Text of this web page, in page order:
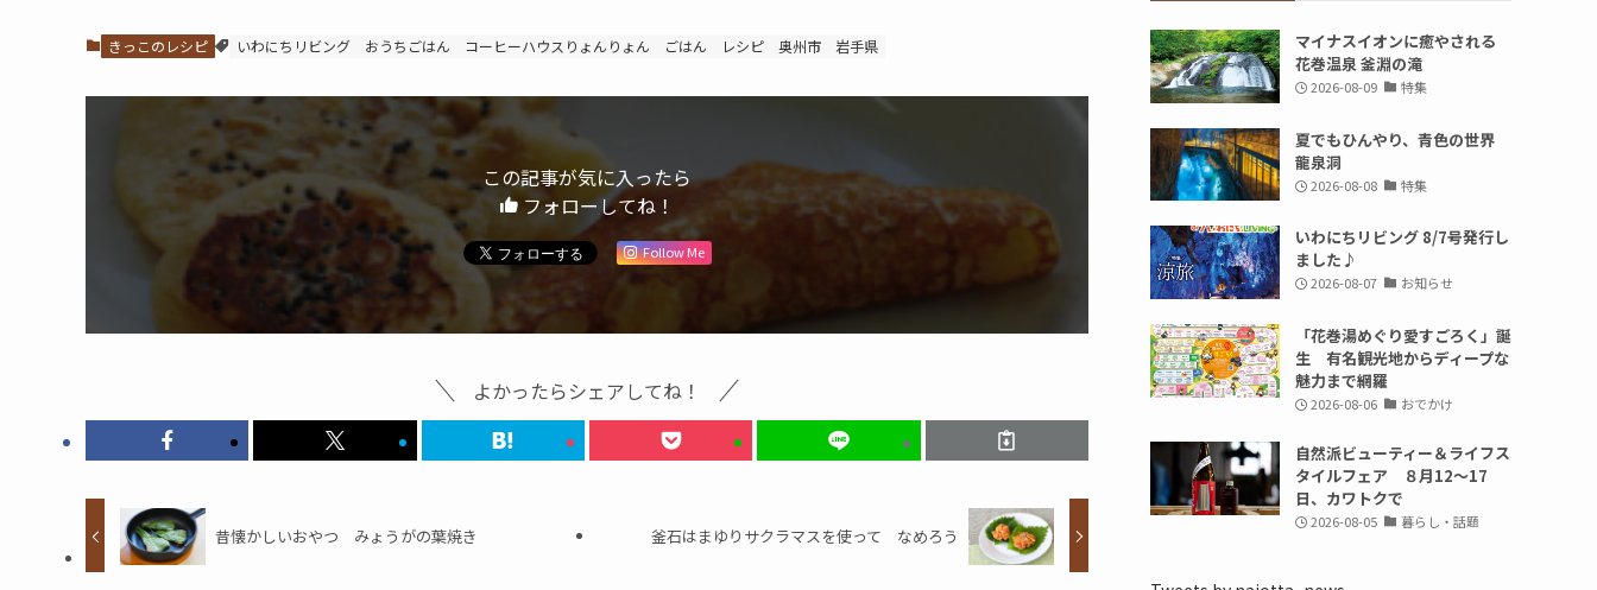
きっこのレシピ いわにちリビング おうちごはん コーヒーハウスりょんりょん ごはん レシピ 奥州市 岩手県
この記事が気に入ったら
フォローしてね！
Follow Me
よかったらシェアしてね！
昔懐かしいおやつ みょうがの葉焼き 釜石はまゆりサクラマスを使って なめろう
マイナスイオンに癒やされる
花巻温泉 釜淵の滝
2026-08-09 特集
夏でもひんやり、青色の世界
龍泉洞
2026-08-08 特集
いわにちリビング 8/7号発行し
ました♪
2026-08-07 お知らせ
「花巻湯めぐり愛すごろく」誕
生 有名観光地からディープな
魅力まで網羅
2026-08-06 おでかけ
自然派ビューティー＆ライフス
タイルフェア ８月12～17
日、カワトクで
2026-08-05 暮らし・話題